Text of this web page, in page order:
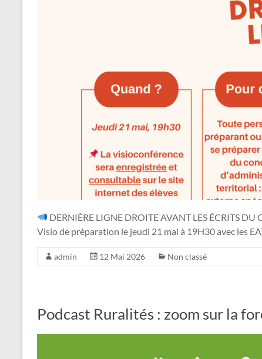
DERNIÈRE LIGNE DROITE AVANT LES ÉCRITS
Visio de préparation le jeudi 21 mai à 19H30 avec les
admin 12 Mai 2026 Non classé
Podcast Ruralités : zoom sur la